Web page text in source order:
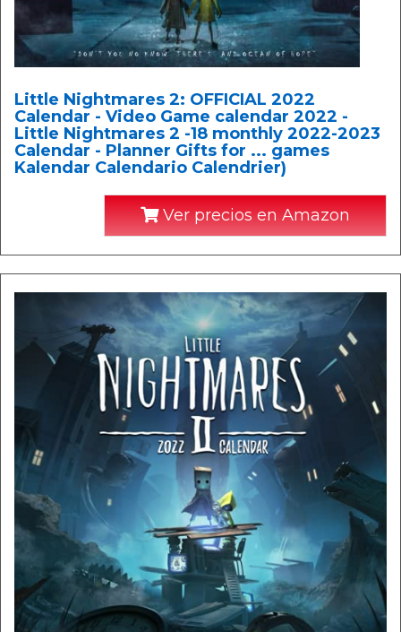
Little Nightmares 2: OFFICIAL 2022
Calendar - Video Game calendar 2022 -
Little Nightmares 2 -18 monthly 2022-2023
Calendar - Planner Gifts for ... games
Kalendar Calendario Calendrier)
Ver precios en Amazon